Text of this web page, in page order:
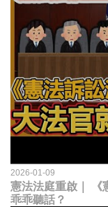
2026-01-09
憲法法庭重啟｜ 《
乖乖聽話？